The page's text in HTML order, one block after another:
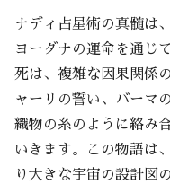
ナディ占星術の真髄は
ヨーダナの運命を通じ
死は、複雑な因果関係
ャーリの誓い、バーマ
織物の糸のように絡み
いきます。この物語は
り大きな宇宙の設計図